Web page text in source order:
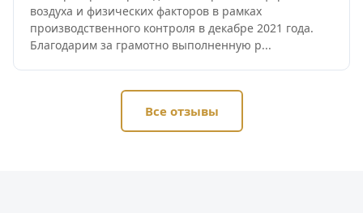
воздуха и физических факторов в рамках
производственного контроля в декабре 2021 года.
Благодарим за грамотно выполненную р...
Все отзывы